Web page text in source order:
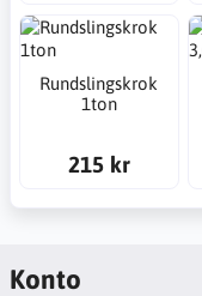
Rundslingskrok
1ton
215 kr
Konto